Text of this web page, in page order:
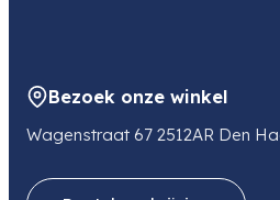
Bezoek onze winkel
Wagenstraat 67 2512AR Den